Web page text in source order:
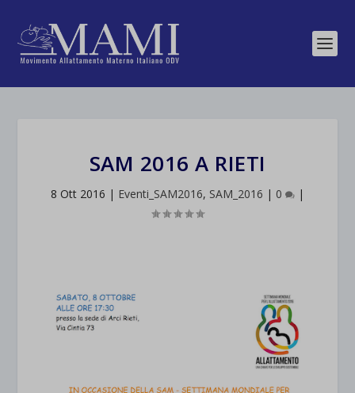
SAM 2016 A RIETI
8 Ott 2016 | Eventi_SAM2016, SAM_2016 | 0 |